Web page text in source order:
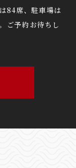
84席、駐車場は
ご予約お待ちし